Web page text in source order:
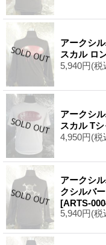
アークシ
スカル ロ
5,940円(税
アークシ
スカル T
4,950円(税
アークシ
クシルバ
[ARTS-
5,940円(税